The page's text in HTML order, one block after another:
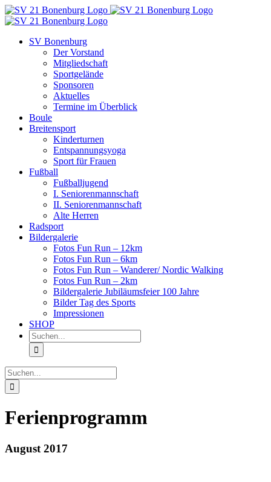
Zum
Inhalt
SV Bonenburg
Der Vorstand
Mitgliedschaft
Sportgelände
Sponsoren
Aktuelles
Termine im Überblick
Boule
Breitensport
Kinderturnen
Entspannungsyoga
Sport für Frauen
Fußball
Fußballjugend
I. Seniorenmannschaft
II. Seniorenmannschaft
Alte Herren
Radsport
Bildergalerie
Fotos Fun Run – 12km
Fotos Fun Run – 6km
Fotos Fun Run – Wanderer/ Nordic Walking
Fotos Fun Run – 2km
Bildergalerie Jubiläumsfeier 100 Jahre
Bilder Tag des Sports
Impressionen
SHOP
Suche
nach:
Suche
nach:
Ferienprogramm
August 2017